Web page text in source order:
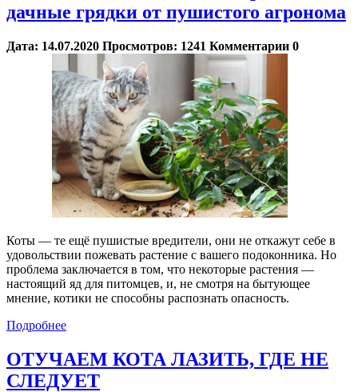
дачные грядки от пушистого агронома
Дата: 14.07.2020 Просмотров: 1241 Комментарии 0
Коты — те ещё пушистые вредители, они не откажут себе в
удовольствии пожевать растение с вашего подоконника. Но
проблема заключается в том, что некоторые растения —
настоящий яд для питомцев, и, не смотря на бытующее
мнение, котики не способны распознать опасность.
Подробнее
ОТУЧАЕМ КОТА ЛАЗИТЬ, ГДЕ НЕ
СЛЕДУЕТ